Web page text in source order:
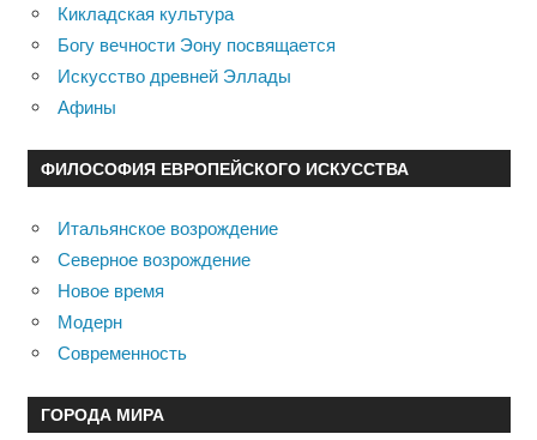
Кикладская культура
Богу вечности Эону посвящается
Искусство древней Эллады
Афины
ФИЛОСОФИЯ ЕВРОПЕЙСКОГО ИСКУССТВА
Итальянское возрождение
Северное возрождение
Новое время
Модерн
Современность
ГОРОДА МИРА